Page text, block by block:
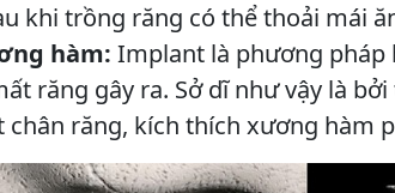
khi trồng răng có thể thoải mái
hàm: Implant là phương pháp
răng gây ra. Sở dĩ như vậy là
răng, kích thích xương hàm